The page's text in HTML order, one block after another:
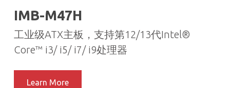
IMB-M47H
工业级ATX主板，支持第12/13代Intel®
Core™ i3/ i5/ i7/ i9处理器
Learn More